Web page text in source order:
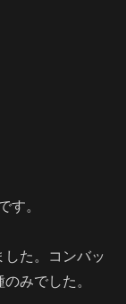
す。
た。コンバッ
みでした。